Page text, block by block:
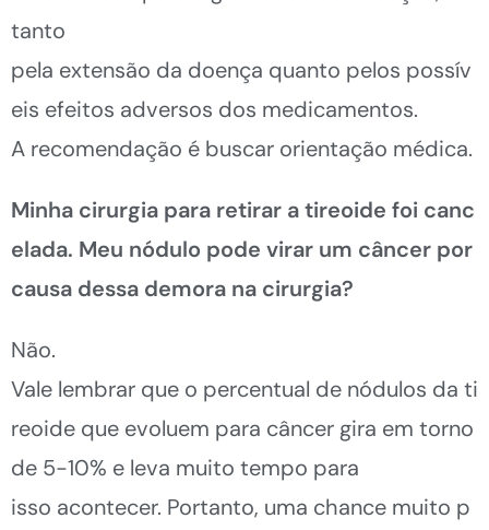
tanto
pela extensão da doença quanto pelos possív
eis efeitos adversos dos medicamentos.
A recomendação é buscar orientação médica.
Minha cirurgia para retirar a tireoide foi canc
elada. Meu nódulo pode virar um câncer por
causa dessa demora na cirurgia?
Não.
Vale lembrar que o percentual de nódulos da ti
reoide que evoluem para câncer gira em torno
de 5-10% e leva muito tempo para
isso acontecer. Portanto, uma chance muito p